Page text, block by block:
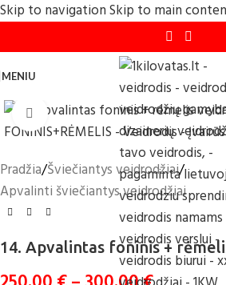
Skip to navigationSkip to main
MENIU
Click to enlarge
Pradžia/Šviečiantys veidrodžiai/
Apvalinti šviečiantys veidrodžiai
14. Apvalintas foninis +